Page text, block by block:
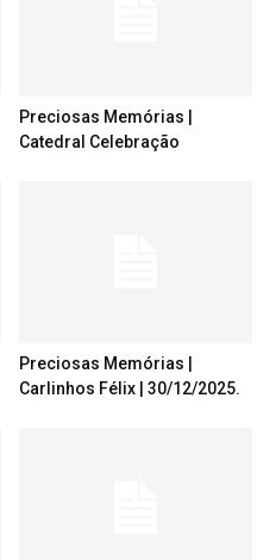
Preciosas Memórias |
Catedral Celebração
Preciosas Memórias |
Carlinhos Félix | 30/12/2025.